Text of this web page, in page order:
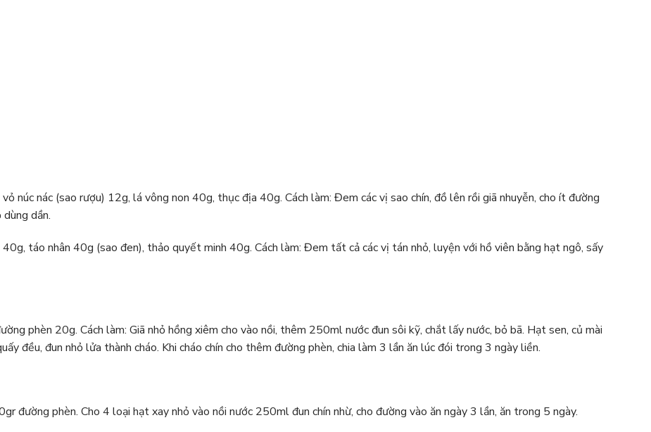
núc nác (sao rượu) 12g, lá vông non 40g, thục địa 40g. Cách làm: Đem các vị sao chín, đồ lên rồi giã nhuyễn, cho ít đường
dần.
táo nhân 40g (sao đen), thảo quyết minh 40g. Cách làm: Đem tất cả các vị tán nhỏ, luyện với hồ viên bằng hạt ngô, sấy
phèn 20g. Cách làm: Giã nhỏ hồng xiêm cho vào nồi, thêm 250ml nước đun sôi kỹ, chắt lấy nước, bỏ bã. Hạt sen, củ mài
đều, đun nhỏ lửa thành cháo. Khi cháo chín cho thêm đường phèn, chia làm 3 lần ăn lúc đói trong 3 ngày liền.
đường phèn. Cho 4 loại hạt xay nhỏ vào nồi nước 250ml đun chín nhừ, cho đường vào ăn ngày 3 lần, ăn trong 5 ngày.